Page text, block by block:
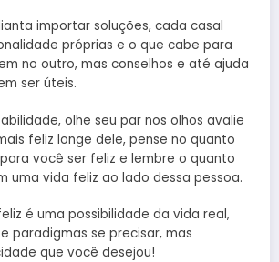
importar soluções, cada casal
próprias e o que cabe para
no outro, mas conselhos e até ajuda
ser úteis.
olhe seu par nos olhos avalie
feliz longe dele, pense no quanto
você ser feliz e lembre o quanto
uma vida feliz ao lado dessa pessoa.
é uma possibilidade da vida real,
paradigmas se precisar, mas
que você desejou!